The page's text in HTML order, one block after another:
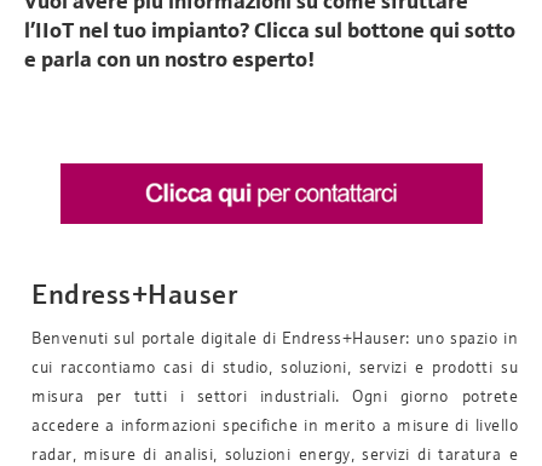
l’IIoT nel tuo impianto? Clicca sul bottone qui sotto
e parla con un nostro esperto!
Endress+Hauser
Benvenuti sul portale digitale di Endress+Hauser: uno spazio in
cui raccontiamo casi di studio, soluzioni, servizi e prodotti su
misura per tutti i settori industriali. Ogni giorno potrete
accedere a informazioni specifiche in merito a misure di livello
radar, misure di analisi, soluzioni energy, servizi di taratura e